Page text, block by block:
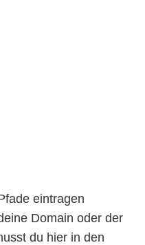
eintragen
Domain oder der
du hier in den